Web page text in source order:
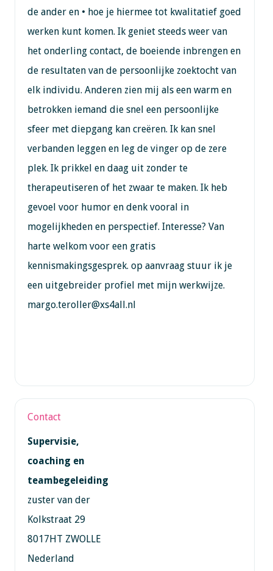
de ander en • hoe je hiermee tot kwalitatief goed
werken kunt komen. Ik geniet steeds weer van
het onderling contact, de boeiende inbrengen en
de resultaten van de persoonlijke zoektocht van
elk individu. Anderen zien mij als een warm en
betrokken iemand die snel een persoonlijke
sfeer met diepgang kan creëren. Ik kan snel
verbanden leggen en leg de vinger op de zere
plek. Ik prikkel en daag uit zonder te
therapeutiseren of het zwaar te maken. Ik heb
gevoel voor humor en denk vooral in
mogelijkheden en perspectief. Interesse? Van
harte welkom voor een gratis
kennismakingsgesprek. op aanvraag stuur ik je
een uitgebreider profiel met mijn werkwijze.
margo.teroller@xs4all.nl
Contact
Supervisie,
coaching en
teambegeleiding
zuster van der
Kolkstraat 29
8017HT ZWOLLE
Nederland